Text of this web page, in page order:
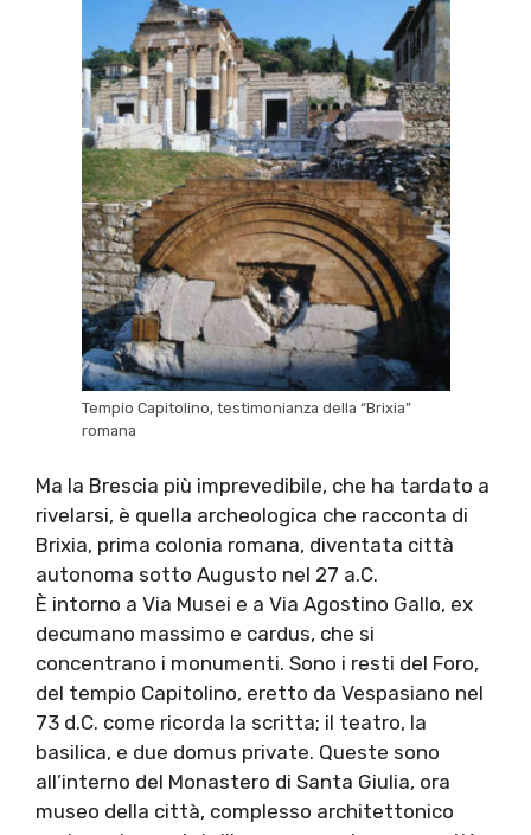
Tempio Capitolino, testimonianza della “Brixia”
romana
Ma la Brescia più imprevedibile, che ha tardato a
rivelarsi, è quella archeologica che racconta di
Brixia, prima colonia romana, diventata città
autonoma sotto Augusto nel 27 a.C.
È intorno a Via Musei e a Via Agostino Gallo, ex
decumano massimo e cardus, che si
concentrano i monumenti. Sono i resti del Foro,
del tempio Capitolino, eretto da Vespasiano nel
73 d.C. come ricorda la scritta; il teatro, la
basilica, e due domus private. Queste sono
all’interno del Monastero di Santa Giulia, ora
museo della città, complesso architettonico